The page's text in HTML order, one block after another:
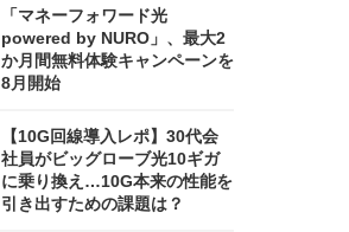
「マネーフォワード光
powered by NURO」、最大2
か月間無料体験キャンペーンを
8月開始
【10G回線導入レポ】30代会
社員がビッグローブ光10ギガ
に乗り換え…10G本来の性能を
引き出すための課題は？